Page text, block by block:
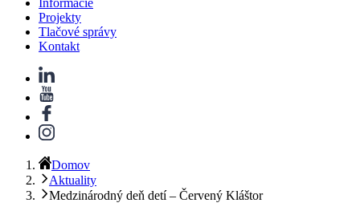
Projekty
Tlačové správy
Kontakt
Domov
Aktuality
Medzinárodný deň detí – Červený Kláštor